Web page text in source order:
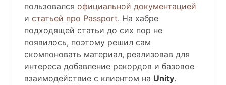
пользовался официальной документацией
и статьей про Passport. На хабре
подходящей статьи до сих пор не
появилось, поэтому решил сам
скомпоновать материал, реализовав для
интереса добавление рекордов и базовое
взаимодействие с клиентом на Unity.